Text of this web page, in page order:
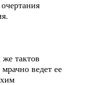
же тактов
ведет ее